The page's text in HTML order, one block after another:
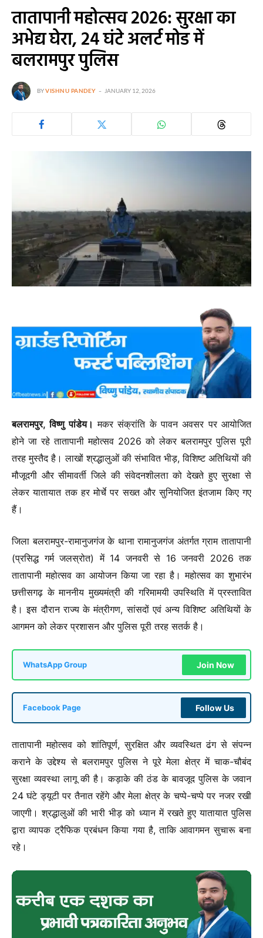
तातापानी महोत्सव 2026: सुरक्षा का
अभेद्य घेरा, 24 घंटे अलर्ट मोड में
बलरामपुर पुलिस
BYVISHNU PANDEY JANUARY 12, 2026
बलरामपुर, विष्णु पांडेय। मकर संक्रांति के पावन अवसर पर आयोजित
होने जा रहे तातापानी महोत्सव 2026 को लेकर बलरामपुर पुलिस पूरी
तरह मुस्तैद है। लाखों श्रद्धालुओं की संभावित भीड़, विशिष्ट अतिथियों की
मौजूदगी और सीमावर्ती जिले की संवेदनशीलता को देखते हुए सुरक्षा से
लेकर यातायात तक हर मोर्चे पर सख्त और सुनियोजित इंतजाम किए गए
हैं।
जिला बलरामपुर-रामानुजगंज के थाना रामानुजगंज अंतर्गत ग्राम तातापानी
(प्रसिद्ध गर्म जलस्रोत) में 14 जनवरी से 16 जनवरी 2026 तक
तातापानी महोत्सव का आयोजन किया जा रहा है। महोत्सव का शुभारंभ
छत्तीसगढ़ के माननीय मुख्यमंत्री की गरिमामयी उपस्थिति में प्रस्तावित
है। इस दौरान राज्य के मंत्रीगण, सांसदों एवं अन्य विशिष्ट अतिथियों के
आगमन को लेकर प्रशासन और पुलिस पूरी तरह सतर्क है।
WhatsApp Group Join Now
Facebook Page Follow Us
तातापानी महोत्सव को शांतिपूर्ण, सुरक्षित और व्यवस्थित ढंग से संपन्न
कराने के उद्देश्य से बलरामपुर पुलिस ने पूरे मेला क्षेत्र में चाक-चौबंद
सुरक्षा व्यवस्था लागू की है। कड़ाके की ठंड के बावजूद पुलिस के जवान
24 घंटे ड्यूटी पर तैनात रहेंगे और मेला क्षेत्र के चप्पे-चप्पे पर नजर रखी
जाएगी। श्रद्धालुओं की भारी भीड़ को ध्यान में रखते हुए यातायात पुलिस
द्वारा व्यापक ट्रैफिक प्रबंधन किया गया है, ताकि आवागमन सुचारू बना
रहे।